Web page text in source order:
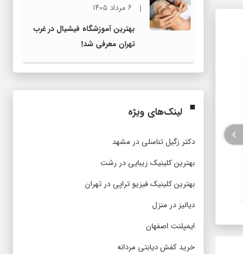
رنگ غذا از چی درست میشه
›
۶ مرداد ۱۴۰۵
بهترین آموزشگاه فیشیال در غرب
تهران معرفی شد!
لینک‌های ویژه
دکتر زگیل تناسلی در مشهد
بهترین کلینیک زیبایی در رشت
بهترین کلینیک فیزیو تراپی در تهران
دیالیز در منزل
ایمپلنت اصفهان
خرید کفش دیابتی مردانه